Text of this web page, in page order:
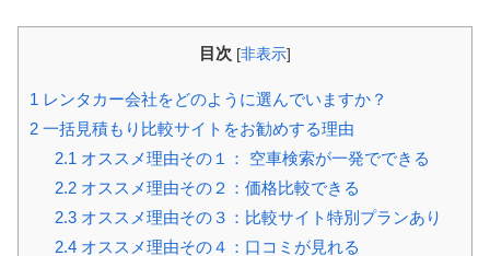
目次 [非表示]
1 レンタカー会社をどのように選んでいますか？
2 一括見積もり比較サイトをお勧めする理由
2.1 オススメ理由その１： 空車検索が一発でできる
2.2オススメ理由その２：価格比較できる
2.3オススメ理由その３：比較サイト特別プランあり
2.4オススメ理由その４：口コミが見れる